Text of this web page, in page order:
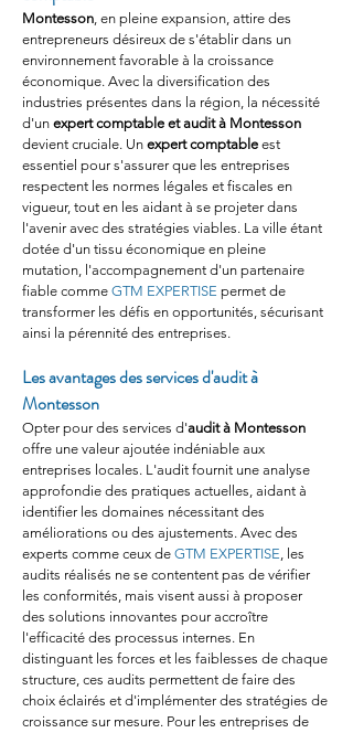
Montesson, en pleine expansion, attire des
entrepreneurs désireux de s'établir dans un
environnement favorable à la croissance
économique. Avec la diversification des
industries présentes dans la région, la nécessité
d'un expert comptable et audit à Montesson
devient cruciale. Un expert comptable est
essentiel pour s'assurer que les entreprises
respectent les normes légales et fiscales en
vigueur, tout en les aidant à se projeter dans
l'avenir avec des stratégies viables. La ville étant
dotée d'un tissu économique en pleine
mutation, l'accompagnement d'un partenaire
fiable comme GTM EXPERTISE permet de
transformer les défis en opportunités, sécurisant
ainsi la pérennité des entreprises.
Les avantages des services d'audit à
Montesson
Opter pour des services d'audit à Montesson
offre une valeur ajoutée indéniable aux
entreprises locales. L'audit fournit une analyse
approfondie des pratiques actuelles, aidant à
identifier les domaines nécessitant des
améliorations ou des ajustements. Avec des
experts comme ceux de GTM EXPERTISE, les
audits réalisés ne se contentent pas de vérifier
les conformités, mais visent aussi à proposer
des solutions innovantes pour accroître
l'efficacité des processus internes. En
distinguant les forces et les faiblesses de chaque
structure, ces audits permettent de faire des
choix éclairés et d'implémenter des stratégies de
croissance sur mesure. Pour les entreprises de